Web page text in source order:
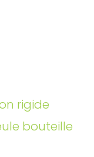
rigide
bouteille